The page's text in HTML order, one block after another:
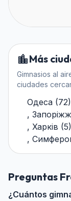
Más
Gimnasios al
ciudades
Одеса (72)
,
, Харків (5)
,
Preguntas
¿Cuántos